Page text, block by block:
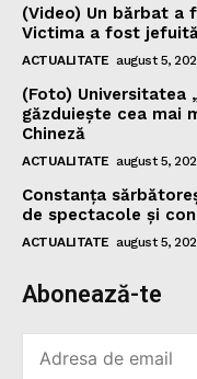
(Video) Un bărbat a
Victima a fost
ACTUALITATE august 5,
(Foto) Universitatea
găzduiește cea mai
Chineză
ACTUALITATE august 5,
Constanța
de spectacole și
ACTUALITATE august 5,
Abonează-te